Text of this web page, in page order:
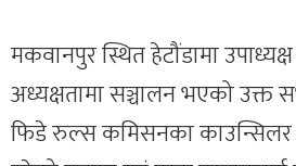
मकवानपुर स्थित हेटौंडामा
अध्यक्षतामा सञ्चालन भएको उक्त
फिडे रुल्स कमिसनका